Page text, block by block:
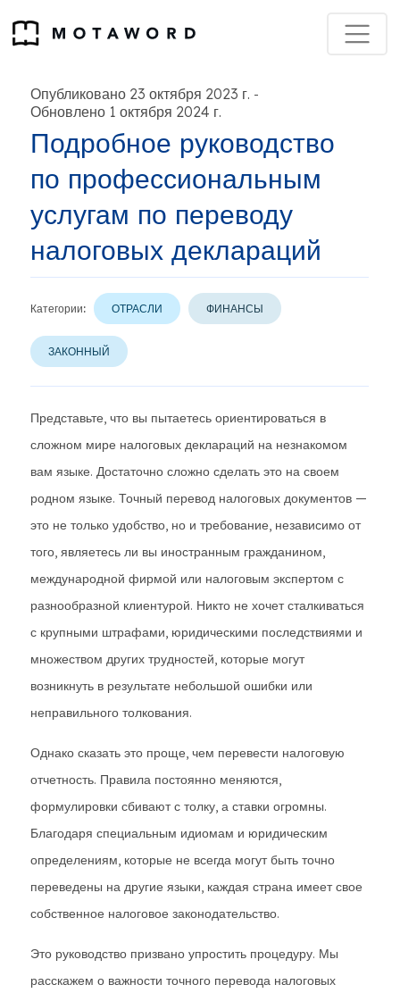
Опубликовано 23 октября 2023 г. -
Обновлено 1 октября 2024 г.
Подробное руководство
по профессиональным
услугам по переводу
налоговых деклараций
Категории: ОТРАСЛИ ФИНАНСЫ
ЗАКОННЫЙ
Представьте, что вы пытаетесь ориентироваться в
сложном мире налоговых деклараций на незнакомом
вам языке. Достаточно сложно сделать это на своем
родном языке. Точный перевод налоговых документов —
это не только удобство, но и требование, независимо от
того, являетесь ли вы иностранным гражданином,
международной фирмой или налоговым экспертом с
разнообразной клиентурой. Никто не хочет сталкиваться
с крупными штрафами, юридическими последствиями и
множеством других трудностей, которые могут
возникнуть в результате небольшой ошибки или
неправильного толкования.
Однако сказать это проще, чем перевести налоговую
отчетность. Правила постоянно меняются,
формулировки сбивают с толку, а ставки огромны.
Благодаря специальным идиомам и юридическим
определениям, которые не всегда могут быть точно
переведены на другие языки, каждая страна имеет свое
собственное налоговое законодательство.
Это руководство призвано упростить процедуру. Мы
расскажем о важности точного перевода налоговых